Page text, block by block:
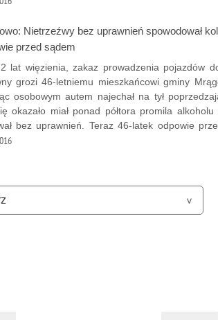
Nietrzeźwy bez uprawnień spowodował
przed sądem
lat więzienia, zakaz prowadzenia pojazdów
grozi 46-letniemu mieszkańcowi gminy
osobowym autem najechał na tył
okazało miał ponad półtora promila
bez uprawnień. Teraz 46-latek odpowie